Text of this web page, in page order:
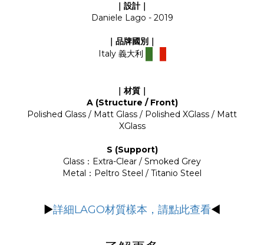
｜設計｜
Daniele Lago - 2019
｜品牌國別｜
Italy 義大利
｜材質｜
A (Structure / Front)
Polished Glass / Matt Glass / Polished XGlass / Matt
XGlass
S (Support)
Glass：Extra-Clear / Smoked Grey
Metal：Peltro Steel / Titanio Steel
▶詳細LAGO材質樣本，請點此查看◀